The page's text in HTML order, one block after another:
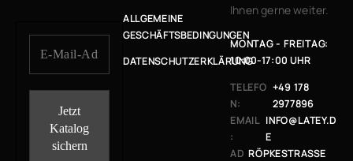
ALLGEMEINE
GESCHÄFTSBEDINGUNGEN
DATENSCHUTZERKLÄRUNG
Ihnen gerne weiter.
MONTAG - FREITAG:
10:00-17:00 UHR
TELEFO
N:
+49 178
2977896
EMAIL
:
INFO@LATEY.D
E
AD RÖPKESTRASSE 1